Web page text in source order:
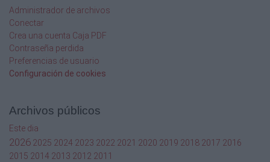
Administrador de archivos
Conectar
Crea una cuenta Caja PDF
Contraseña perdida
Preferencias de usuario
Configuración de cookies
Archivos públicos
Este dia
2026 2025 2024 2023 2022 2021 2020 2019 2018 2017 2016
2015 2014 2013 2012 2011